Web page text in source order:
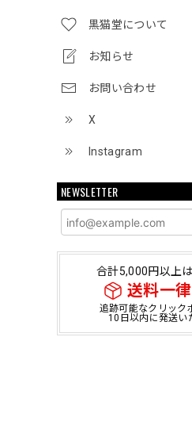
黒猫堂について
お知らせ
お問い合わせ
X
Instagram
NEWSLETTER
合計5,000円以上
送料一
追跡可能なクリック
10日以内に発送い